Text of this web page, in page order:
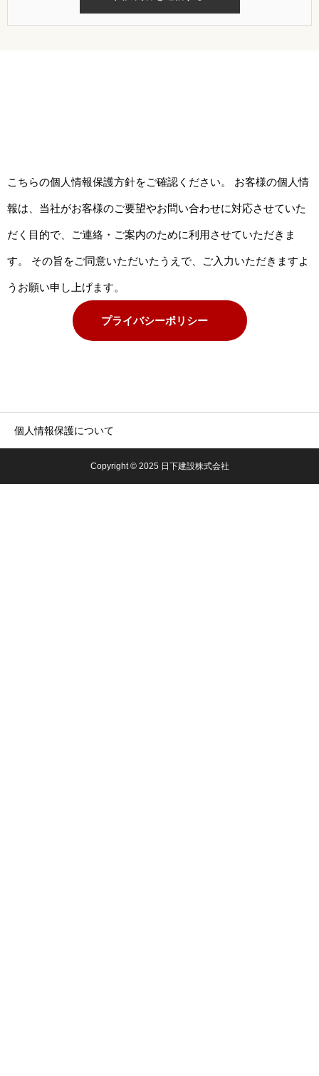
こちらの個人情報保護方針をご確認ください。 お客様の個人情
報は、当社がお客様のご要望やお問い合わせに対応させていた
だく目的で、ご連絡・ご案内のために利用させていただきま
す。 その旨をご同意いただいたうえで、ご入力いただきますよ
うお願い申し上げます。
プライバシーポリシー
個人情報保護について
Copyright © 2025 日下建設株式会社